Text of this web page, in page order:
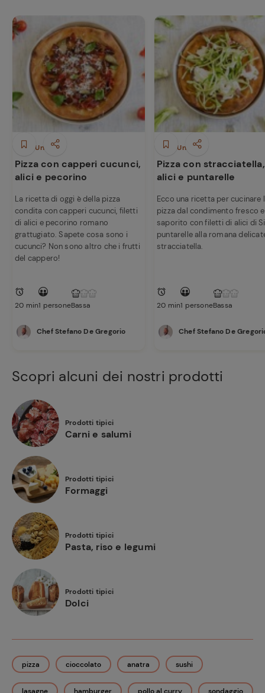
Piatti Unici
Pizza con capperi cucunci,
alici e pecorino
La ricetta di oggi è della pizza
condita con capperi cucunci, filetti
di alici e pecorino romano
grattugiato. Sapete cosa sono i
cucunci? Non sono altro che i frutti
del cappero!
20 min1 personeBassa
Chef Stefano De Gregorio
Piatti Unici
Pizza con stracciatella,
alici e puntarelle
Ecco una ricetta per cucinare
pizza dal condimento fresco e
saporito con filetti di alici di
puntarelle alla romana
stracciatella.
20 min1 personeBassa
Chef Stefano De
Scopri alcuni dei nostri prodotti
Prodotti tipici
Carni e salumi
Prodotti tipici
Formaggi
Prodotti tipici
Pasta, riso e legumi
Prodotti tipici
Dolci
pizza cioccolato anatra sushi
Ricette